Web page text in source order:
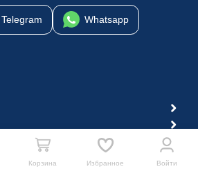
Корзина Избранное Войти
Telegram
Whatsapp
RN-Sport